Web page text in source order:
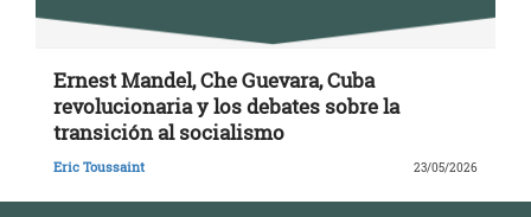
Ernest Mandel, Che Guevara, Cuba
revolucionaria y los debates sobre la
transición al socialismo
Eric Toussaint 23/05/2026